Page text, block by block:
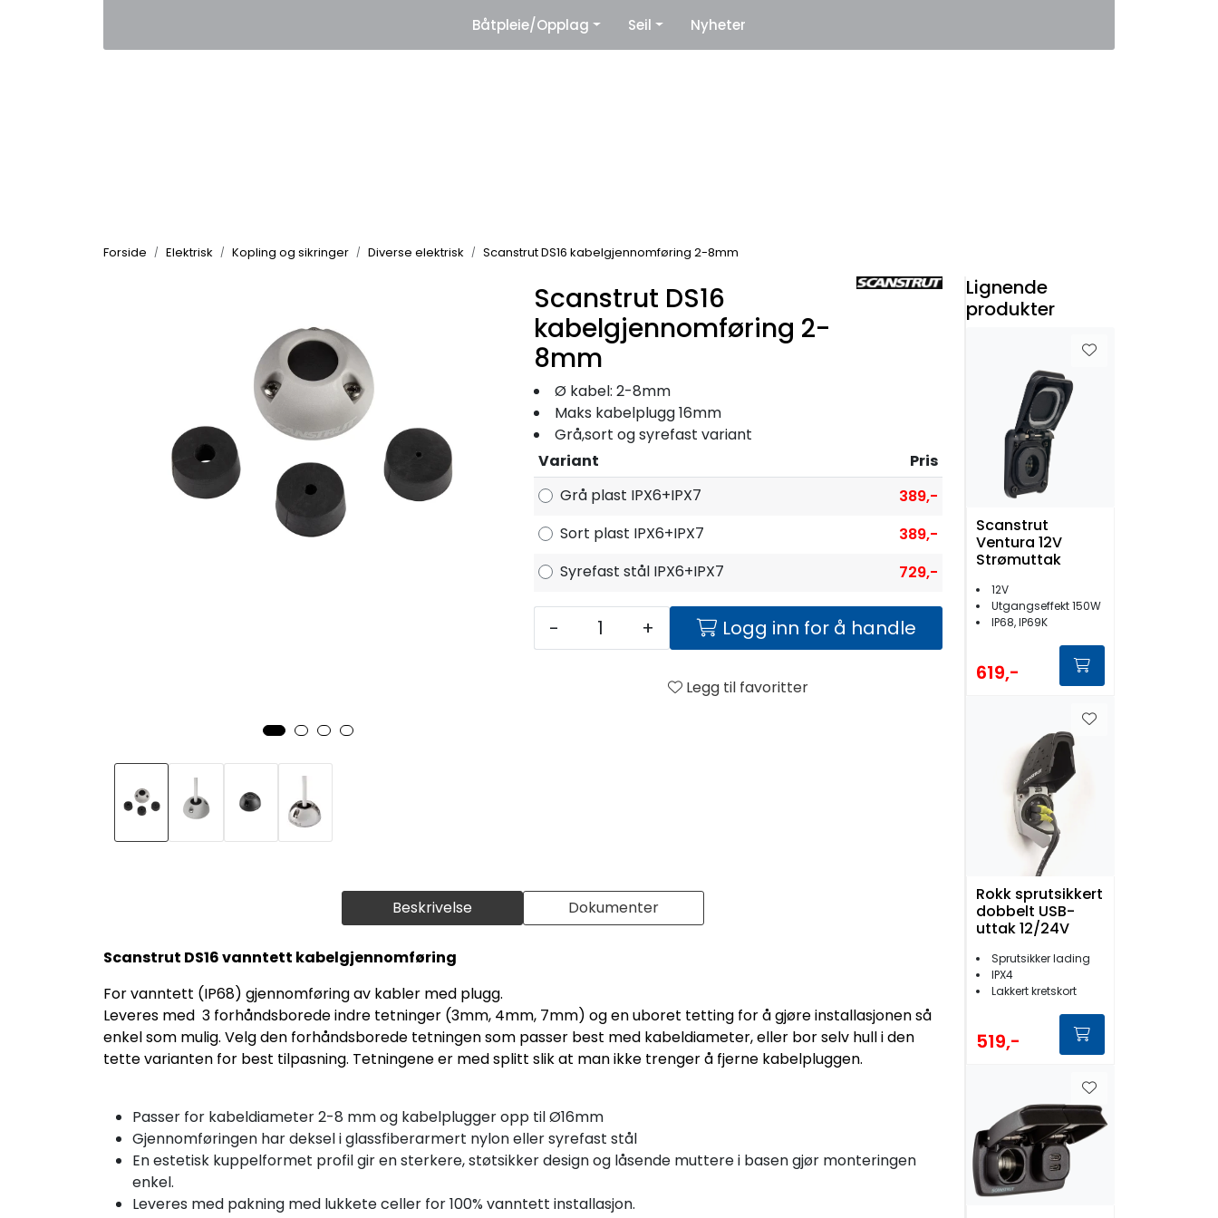
Leverandører
Båtpleie/Opplag Seil Nyheter
Forside Elektrisk Kopling og sikringer Diverse elektrisk Scanstrut DS16 kabelgjennomføring 2-8mm
Beskrivelse Dokumenter
Scanstrut DS16 vanntett kabelgjennomføring
For vanntett (IP68) gjennomføring av kabler med plugg.
Leveres med 3 forhåndsborede indre tetninger (3mm, 4mm, 7mm) og en uboret tetting for å gjøre installasjonen så
enkel som mulig. Velg den forhåndsborede tetningen som passer best med kabeldiameter, eller bor selv hull i den
tette varianten for best tilpasning. Tetningene er med splitt slik at man ikke trenger å fjerne kabelpluggen.
Passer for kabeldiameter 2-8 mm og kabelplugger opp til Ø16mm
Gjennomføringen har deksel i glassfiberarmert nylon eller syrefast stål
En estetisk kuppelformet profil gir en sterkere, støtsikker design og låsende muttere i basen gjør monteringen
enkel.
Leveres med pakning med lukkete celler for 100% vanntett installasjon.
Scanstrut DS16
kabelgjennomføring 2-
8mm
Ø kabel: 2-8mm
Maks kabelplugg 16mm
Grå,sort og syrefast variant
Variant
Pris
Grå plast IPX6+IPX7
389,-
Sort plast IPX6+IPX7
389,-
Syrefast stål IPX6+IPX7
729,-
- + Logg inn for å handle
Legg til favoritter
Lignende
produkter
Scanstrut
Ventura 12V
Strømuttak
12V
Utgangseffekt 150W
IP68, IP69K
619,-
Rokk sprutsikkert
dobbelt USB-
uttak 12/24V
Sprutsikker lading
IPX4
Lakkert kretskort
519,-